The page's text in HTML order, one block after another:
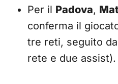
Per il Padova,
conferma il
tre reti, seguito da
rete e due assist).